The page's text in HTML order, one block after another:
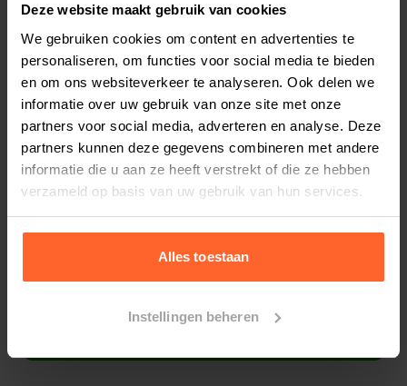
Deze website maakt gebruik van cookies
We gebruiken cookies om content en advertenties te
personaliseren, om functies voor social media te bieden
en om ons websiteverkeer te analyseren. Ook delen we
informatie over uw gebruik van onze site met onze
partners voor social media, adverteren en analyse. Deze
partners kunnen deze gegevens combineren met andere
informatie die u aan ze heeft verstrekt of die ze hebben
verzameld op basis van uw gebruik van hun services.
Alles toestaan
Instellingen beheren
geen kleur- en smaakstoffen. De Beeztees
Rawinies hebben een inhoud van 85 gram.
Samenstelling:
Kip 57%, runderhuid 28%, glycerine,
aardappelzetmeel. Doorgestraald.
Analyse:
Ruw eiwit 60%
Vocht 18%
Ruwe as 5%
Productspecificaties
Stel uw bestelherinnering in:(2 weken)
2 weken
Elke
4 weken
Elke
6 weken
Elke
8 weken
Elke
10 weken
Elke
12 weken